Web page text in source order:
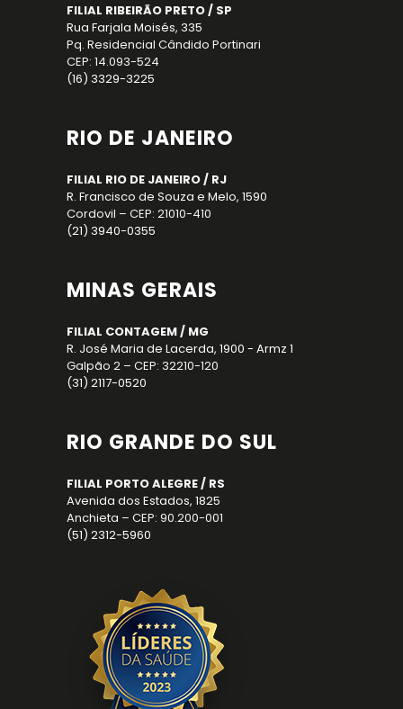
FILIAL RIBEIRÃO PRETO / SP
Rua Farjala Moisés, 335
Pq. Residencial Cândido Portinari
CEP: 14.093-524
(16) 3329-3225
RIO DE JANEIRO
FILIAL RIO DE JANEIRO / RJ
R. Francisco de Souza e Melo, 1590
Cordovil – CEP: 21010-410
(21) 3940-0355
MINAS GERAIS
FILIAL CONTAGEM / MG
R. José Maria de Lacerda, 1900 - Armz 1
Galpão 2 – CEP: 32210-120
(31) 2117-0520
RIO GRANDE DO SUL
FILIAL PORTO ALEGRE / RS
Avenida dos Estados, 1825
Anchieta – CEP: 90.200-001
(51) 2312-5960